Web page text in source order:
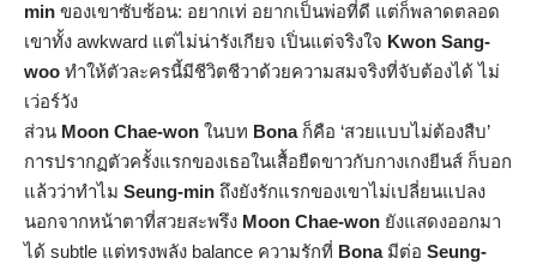
min ของเขาซับซ้อน: อยากเท่ อยากเป็นพ่อที่ดี แต่ก็พลาดตลอด
เขาทั้ง awkward แต่ไม่น่ารังเกียจ เปิ่นแต่จริงใจ Kwon Sang-
woo ทำให้ตัวละครนี้มีชีวิตชีวาด้วยความสมจริงที่จับต้องได้ ไม่
เว่อร์วัง
ส่วน Moon Chae-won ในบท Bonaก็คือ ‘สวยแบบไม่ต้องสืบ’
การปรากฏตัวครั้งแรกของเธอในเสื้อยืดขาวกับกางเกงยีนส์ ก็บอก
แล้วว่าทำไม Seung-min ถึงยังรักแรกของเขาไม่เปลี่ยนแปลง
นอกจากหน้าตาที่สวยสะพรึง Moon Chae-won ยังแสดงออกมา
ได้ subtle แต่ทรงพลัง balance ความรักที่ Bonaมีต่อ Seung-